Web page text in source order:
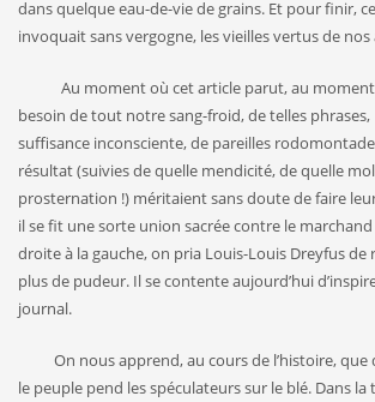
dans quelque eau-de-vie de grains. Et pour finir,
invoquait sans vergogne, les vieilles vertus de nos
Au moment où cet article parut, au moment
besoin de tout notre sang-froid, de telles phrases,
suffisance inconsciente, de pareilles
résultat (suivies de quelle mendicité, de quelle
prosternation !) méritaient sans doute de faire
il se fit une sorte union sacrée contre le
droite à la gauche, on pria Louis-Louis Dreyfus de
plus de pudeur. Il se contente aujourd’hui
journal.
On nous apprend, au cours de l’histoire, que
le peuple pend les spéculateurs sur le blé. Dans la